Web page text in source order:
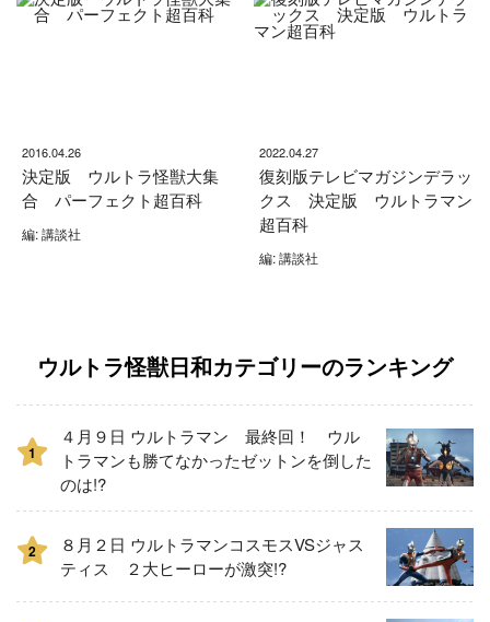
2016.04.26
決定版 ウルトラ怪獣大集
合 パーフェクト超百科
編: 講談社
2022.04.27
復刻版テレビマガジンデラッ
クス 決定版 ウルトラマン
超百科
編: 講談社
ウルトラ怪獣日和カテゴリーのランキング
1
４月９日 ウルトラマン 最終回！ ウル
トラマンも勝てなかったゼットンを倒した
のは!?
2
８月２日 ウルトラマンコスモスVSジャス
ティス ２大ヒーローが激突!?